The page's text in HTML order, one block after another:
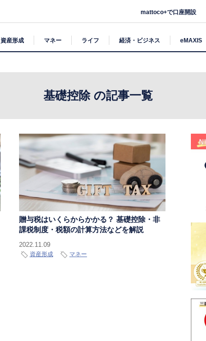
mattoco+で口座開設
資産形成 マネー ライフ 経済・ビジネス eMAXIS
基礎控除 の記事一覧
贈与税はいくらからかかる？ 基礎控除・非
課税制度・税額の計算方法などを解説
2022.11.09
資産形成 マネー